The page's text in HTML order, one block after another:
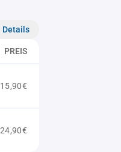
Details
PREIS
15,90€
24,90€